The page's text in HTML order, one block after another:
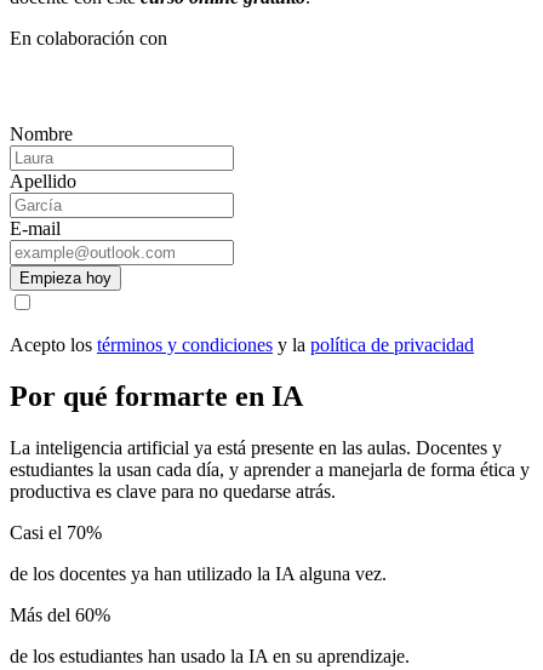
En colaboración con
Nombre
Apellido
E-mail
Empieza hoy
Acepto los términos y condiciones y la política de privacidad
Por qué formarte en IA
La inteligencia artificial ya está presente en las aulas. Docentes y
estudiantes la usan cada día, y aprender a manejarla de forma ética y
productiva es clave para no quedarse atrás.
Casi el 70%
de los docentes ya han utilizado la IA alguna vez.
Más del 60%
de los estudiantes han usado la IA en su aprendizaje.